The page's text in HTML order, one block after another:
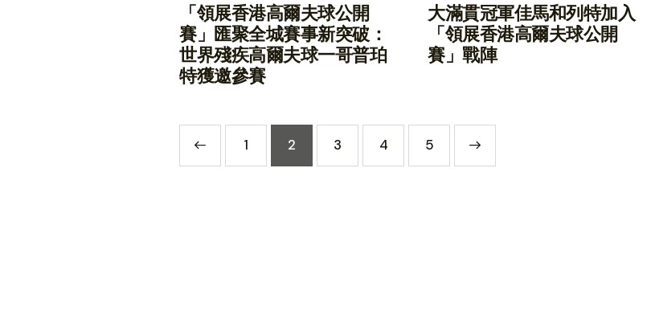
「領展香港高爾夫球公開
賽」匯聚全城賽事新突破：
世界殘疾高爾夫球一哥普珀
特獲邀參賽
大滿貫冠軍佳馬和列特加入
「領展香港高爾夫球公開
賽」戰陣
1 2 3 4 5